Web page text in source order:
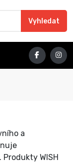
Vyhledat
a
WISH